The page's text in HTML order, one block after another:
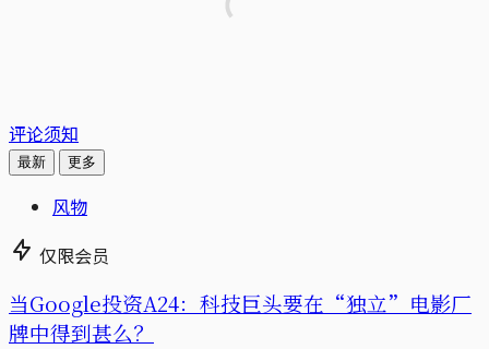
评论须知
最新 更多
风物
仅限会员
当Google投资A24：科技巨头要在“独立”电影厂
牌中得到甚么？